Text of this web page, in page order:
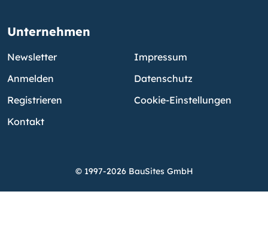
Unternehmen
Newsletter
Anmelden
Registrieren
Kontakt
Impressum
Datenschutz
Cookie-Einstellungen
© 1997-2026 BauSites GmbH